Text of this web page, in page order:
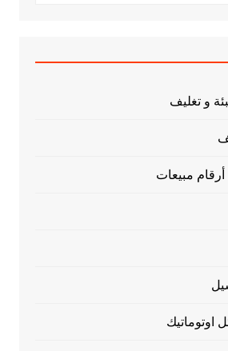
و تغليف
أرقام مبيعات
اوتوماتيك